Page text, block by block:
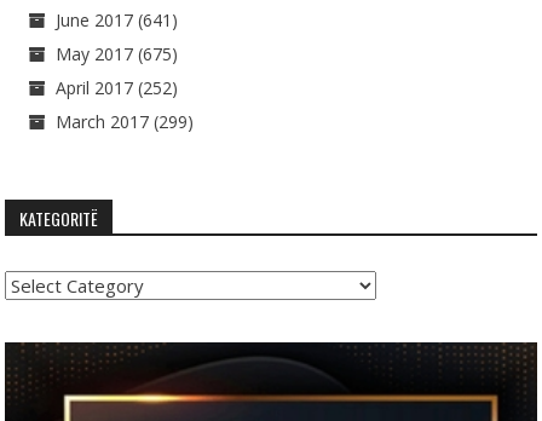
June 2017 (641)
May 2017 (675)
April 2017 (252)
March 2017 (299)
KATEGORITË
Kategoritë